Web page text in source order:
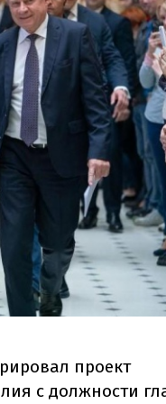
проект
с должности